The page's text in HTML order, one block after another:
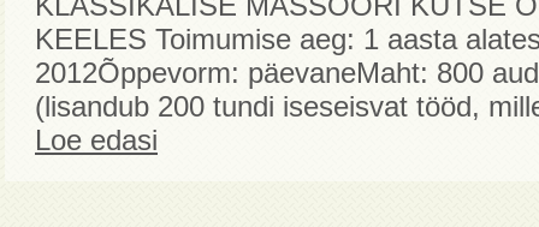
KEELES Toimumise aeg: 1 aasta
2012Õppevorm: päevaneMaht: 800
(lisandub 200 tundi iseseisvat tööd,
Loe edasi